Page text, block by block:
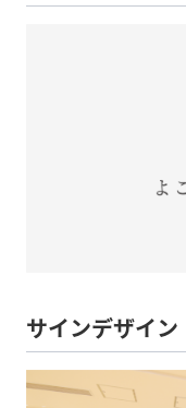
サインデザイン